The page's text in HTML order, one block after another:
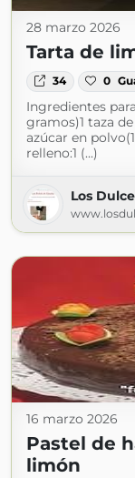
28 marzo 2026
Tarta de
34 0
Ingredientes
gramos)1 taza
azúcar en
relleno:1 (...)
Los
16 marzo 2026
Pastel de
limón